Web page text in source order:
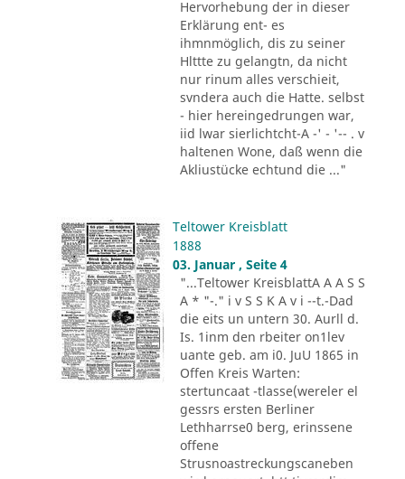
Hervorhebung der in dieser
Erklärung ent- es
ihmnmöglich, dis zu seiner
Hlttte zu gelangtn, da nicht
nur rinum alles verschieit,
svndera auch die Hatte. selbst
- hier hereingedrungen war,
iid lwar sierlichtcht-A -' - '-- . v
haltenen Wone, daß wenn die
Akliustücke echtund die ..."
Teltower Kreisblatt
1888
03. Januar , Seite 4
"...Teltower KreisblattA A A S S
A * "-." i v S S K A v i --t.-Dad
die eits un untern 30. Aurll d.
Is. 1inm den rbeiter on1lev
uante geb. am i0. JuU 1865 in
Offen Kreis Warten:
stertuncaat -tlasse(wereler el
gessrs ersten Berliner
Lethharrse0 berg, erinssene
offene
Strusnoastreckungscaneben